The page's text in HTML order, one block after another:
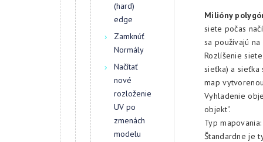
(hard)
edge
Zamknúť
Normály
Načítať
nové
rozloženie
UV po
zmenách
modelu
Milióny
siete počas
sa používajú
Rozlíšenie
sieťka) a
map
Vyhladenie
objekt“.
Typ
Štandardne je